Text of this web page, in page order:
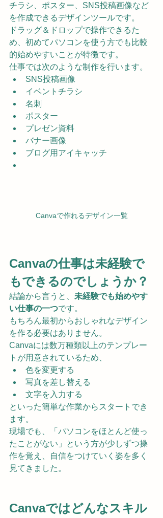
チラシ、ポスター、SNS投稿画像など
を作成できるデザインツールです。
ドラッグ＆ドロップで操作できるた
め、初めてパソコンを使う方でも比較
的始めやすいことが特徴です。
仕事では次のような制作を行います。
SNS投稿画像
イベントチラシ
名刺
ポスター
プレゼン資料
バナー画像
ブログ用アイキャッチ
Canvaで作れるデザイン一覧
Canvaの仕事は未経験で
もできるのでしょうか？
結論から言うと、 未経験でも始めやす
い仕事の一つです。
もちろん最初からおしゃれなデザイン
を作る必要はありません。
Canvaには数万種類以上のテンプレー
トが用意されているため、
色を変更する
写真を差し替える
文字を入力する
といった簡単な作業からスタートでき
ます。
現場でも、「パソコンをほとんど使っ
たことがない」という方が少しずつ操
作を覚え、自信をつけていく姿を多く
見てきました。
Canvaではどんなスキル